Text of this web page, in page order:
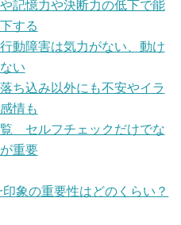
記憶力や決断力の低下で能
する
動障害は気力がない、動け
い
ち込み以外にも不安やイラ
情も
覧 セルフチェックだけでな
重要
象の重要性はどのくらい？